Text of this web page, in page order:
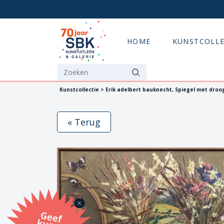
HOME
Kunstcollectie > Erik adelbert bauknecht, Spiegel met
G
eef
u
n
st
a
d
o
m
et
e SB
K
u
n
stb
o
n
« Terug